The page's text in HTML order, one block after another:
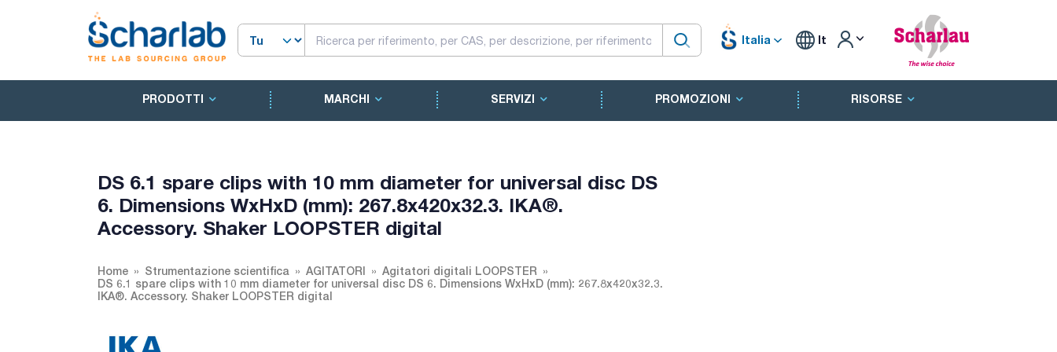
Italia It
PRODOTTI MARCHI SERVIZI PROMOZIONI RISORSE
DS 6.1 spare clips with 10 mm diameter for universal disc DS
6. Dimensions WxHxD (mm): 267.8x420x32.3. IKA®.
Accessory. Shaker LOOPSTER digital
Home Strumentazione scientifica AGITATORI
Agitatori digitali LOOPSTER
DS 6.1 spare clips with 10 mm diameter for universal disc DS 6. Dimensions WxHxD (mm): 267.8x420x32.3.
IKA®. Accessory. Shaker LOOPSTER digital